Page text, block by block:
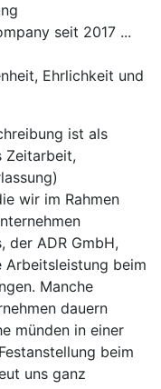
seit 2017 ...
Ehrlichkeit und
ist als
Zeitarbeit,
wir im Rahmen
der ADR GmbH,
Arbeitsleistung beim
Manche
dauern
münden in einer
beim
uns ganz